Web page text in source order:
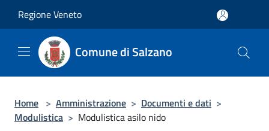
Regione Veneto
Comune di Salzano
Home > Amministrazione > Documenti e dati >
Modulistica > Modulistica asilo nido